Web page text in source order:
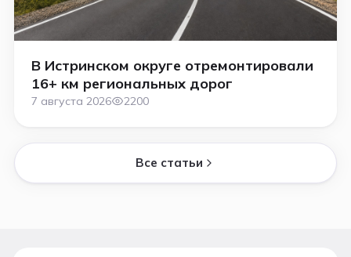
В Истринском округе отремонтировали
16+ км региональных дорог
7 августа 2026 2200
Все статьи